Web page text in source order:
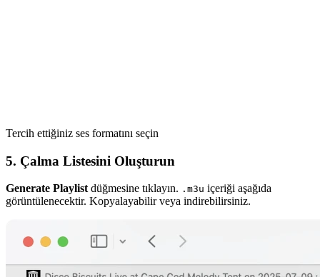
Tercih ettiğiniz ses formatını seçin
5. Çalma Listesini Oluşturun
Generate Playlist düğmesine tıklayın. .m3u içeriği aşağıda
görüntülenecektir. Kopyalayabilir veya indirebilirsiniz.